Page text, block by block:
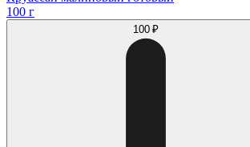
100 г
100 ₽